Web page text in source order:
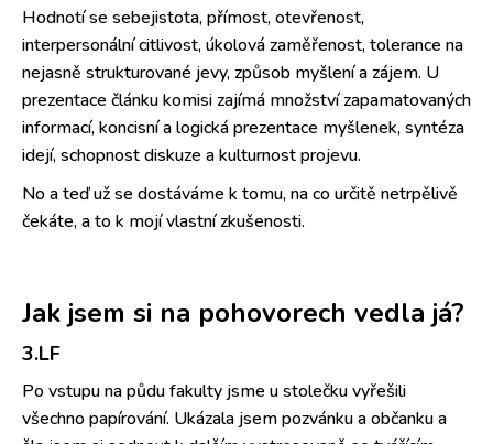
Hodnotí se sebejistota, přímost, otevřenost,
interpersonální citlivost, úkolová zaměřenost, tolerance na
nejasně strukturované jevy, způsob myšlení a zájem. U
prezentace článku komisi zajímá množství zapamatovaných
informací, koncisní a logická prezentace myšlenek, syntéza
idejí, schopnost diskuze a kulturnost projevu.
No a teď už se dostáváme k tomu, na co určitě netrpělivě
čekáte, a to k mojí vlastní zkušenosti.
Jak jsem si na pohovorech vedla já?
3.LF
Po vstupu na půdu fakulty jsme u stolečku vyřešili
všechno papírování. Ukázala jsem pozvánku a občanku a